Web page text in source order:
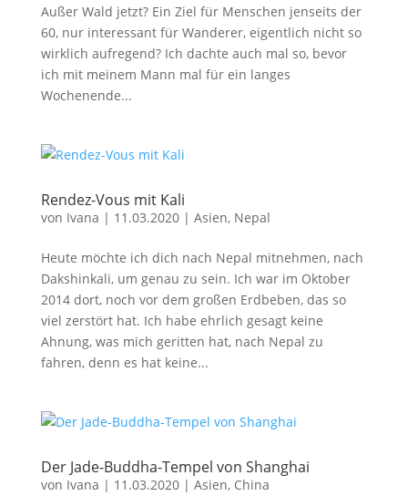
Außer Wald jetzt? Ein Ziel für Menschen jenseits der
60, nur interessant für Wanderer, eigentlich nicht so
wirklich aufregend? Ich dachte auch mal so, bevor
ich mit meinem Mann mal für ein langes
Wochenende...
Rendez-Vous mit Kali
von Ivana | 11.03.2020| Asien, Nepal
Heute möchte ich dich nach Nepal mitnehmen, nach
Dakshinkali, um genau zu sein. Ich war im Oktober
2014 dort, noch vor dem großen Erdbeben, das so
viel zerstört hat. Ich habe ehrlich gesagt keine
Ahnung, was mich geritten hat, nach Nepal zu
fahren, denn es hat keine...
Der Jade-Buddha-Tempel von Shanghai
von Ivana | 11.03.2020| Asien, China